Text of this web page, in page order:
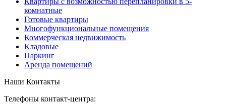
комнатные
Готовые квартиры
Многофункциональные помещения
Коммерческая недвижимость
Кладовые
Паркинг
Аренда помещений
Наши Контакты
Телефоны контакт-центра: